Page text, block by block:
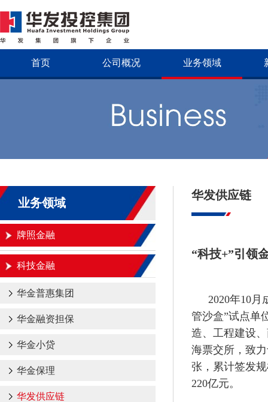
首页 公司概况 业务领域
业务领域
牌照金融
科技金融
华金普惠集团
华金融资担保
华金小贷
华金保理
华发供应链
华发供应链
“科技+”引领
2020年10
管沙盒”试点单
造、工程建设
海票交所，致
张，累计签发
220亿元。